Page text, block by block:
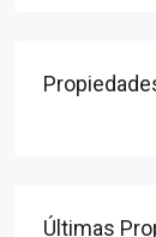
Últimas